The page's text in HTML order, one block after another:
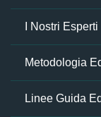
I Nostri Esperti
Metodologia
Linee Guida